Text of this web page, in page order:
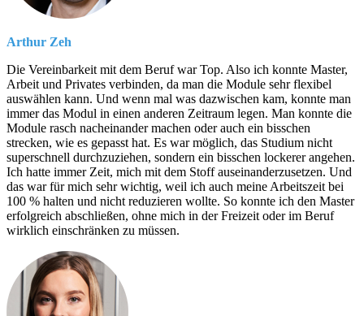
Arthur Zeh
Die Vereinbarkeit mit dem Beruf war Top. Also ich konnte Master,
Arbeit und Privates verbinden, da man die Module sehr flexibel
auswählen kann. Und wenn mal was dazwischen kam, konnte man
immer das Modul in einen anderen Zeitraum legen. Man konnte die
Module rasch nacheinander machen oder auch ein bisschen
strecken, wie es gepasst hat. Es war möglich, das Studium nicht
superschnell durchzuziehen, sondern ein bisschen lockerer angehen.
Ich hatte immer Zeit, mich mit dem Stoff auseinanderzusetzen. Und
das war für mich sehr wichtig, weil ich auch meine Arbeitszeit bei
100 % halten und nicht reduzieren wollte. So konnte ich den Master
erfolgreich abschließen, ohne mich in der Freizeit oder im Beruf
wirklich einschränken zu müssen.